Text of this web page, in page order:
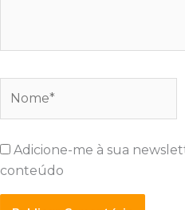
Adicione-me à sua
conteúdo